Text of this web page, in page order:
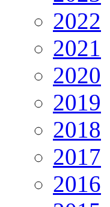
2022
2021
2020
2019
2018
2017
2016